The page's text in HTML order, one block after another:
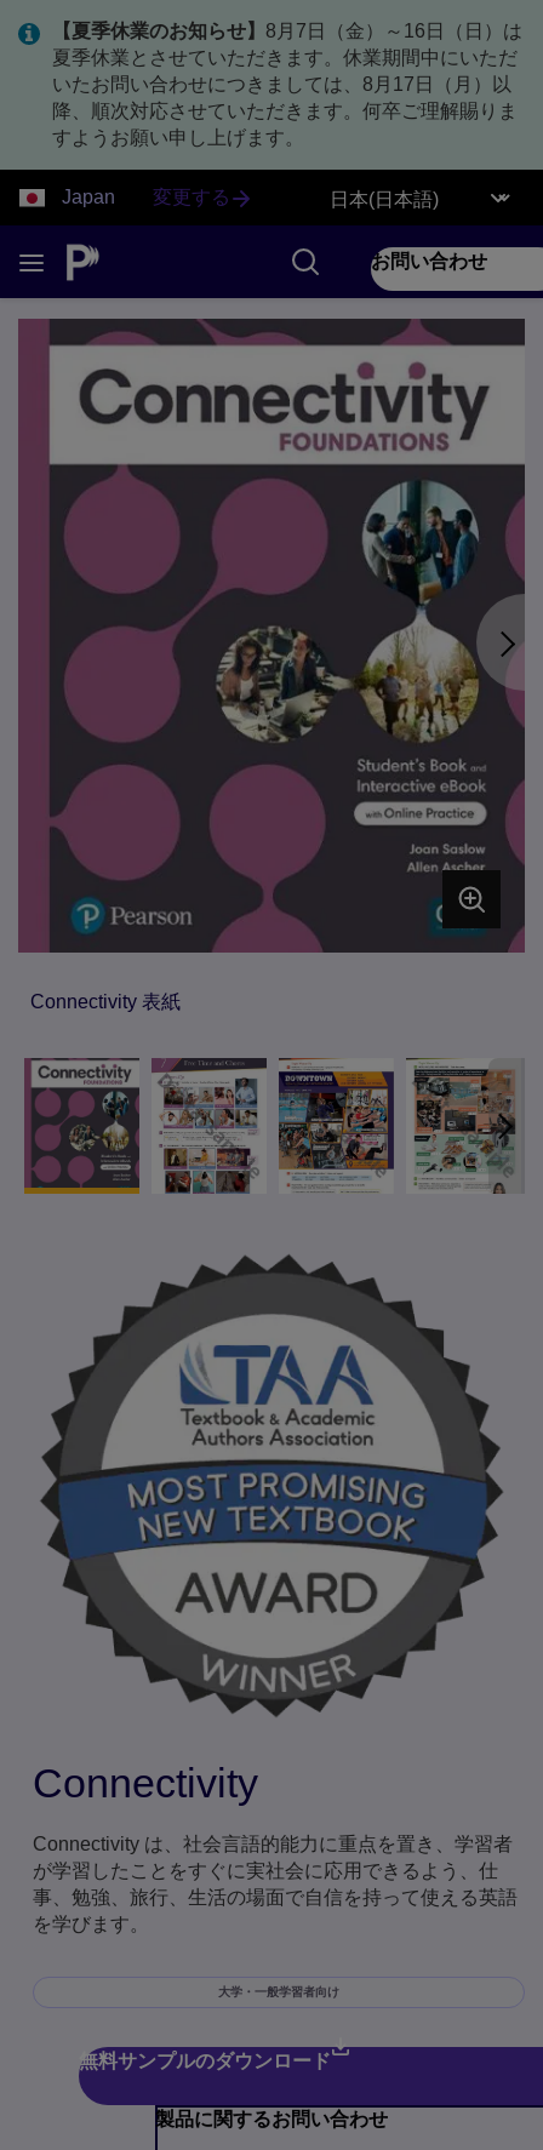
【夏季休業のお知らせ】 8月7日（金）～16日（日）は
夏季休業とさせていただきます。休業期間中にいただ
いたお問い合わせにつきましては、8月17日（月）以
降、順次対応させていただきます。何卒ご理解賜りま
すようお願い申し上げます。
Japan 変更する
お問い合わせ
Connectivity 表紙
Connectivity
Connectivity は、社会言語的能力に重点を置き、学習者
が学習したことをすぐに実社会に応用できるよう、仕
事、勉強、旅行、生活の場面で自信を持って使える英語
を学びます。
大学・一般学習者向け
無料サンプルのダウンロード
製品に関するお問い合わせ